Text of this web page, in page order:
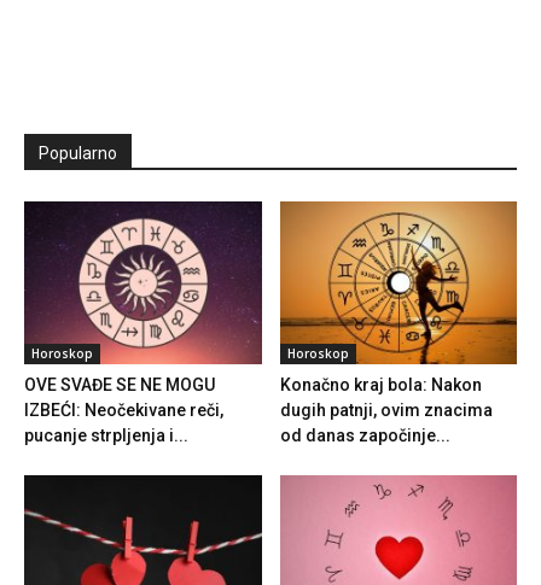
Popularno
Horoskop
OVE SVAĐE SE NE MOGU
IZBEĆI: Neočekivane reči,
pucanje strpljenja i...
Horoskop
Konačno kraj bola: Nakon
dugih patnji, ovim znacima
od danas započinje...